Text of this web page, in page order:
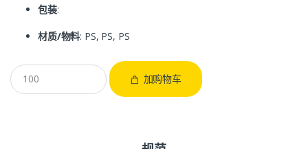
包装:
材质/物料: PS, PS, PS
加购物车